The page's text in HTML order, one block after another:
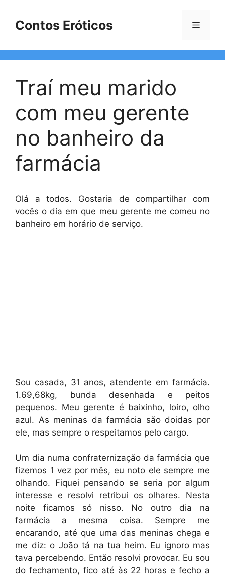
Contos Eróticos Menu
Traí meu marido
com meu gerente
no banheiro da
farmácia
Olá a todos. Gostaria de compartilhar com
vocês o dia em que meu gerente me comeu no
banheiro em horário de serviço.
Sou casada, 31 anos, atendente em farmácia.
1.69,68kg, bunda desenhada e peitos
pequenos. Meu gerente é baixinho, loiro, olho
azul. As meninas da farmácia são doidas por
ele, mas sempre o respeitamos pelo cargo.
Um dia numa confraternização da farmácia que
fizemos 1 vez por mês, eu noto ele sempre me
olhando. Fiquei pensando se seria por algum
interesse e resolvi retribui os olhares. Nesta
noite ficamos só nisso. No outro dia na
farmácia a mesma coisa. Sempre me
encarando, até que uma das meninas chega e
me diz: o João tá na tua heim. Eu ignoro mas
tava percebendo. Então resolvi provocar. Eu sou
do fechamento, fico até às 22 horas e fecho a